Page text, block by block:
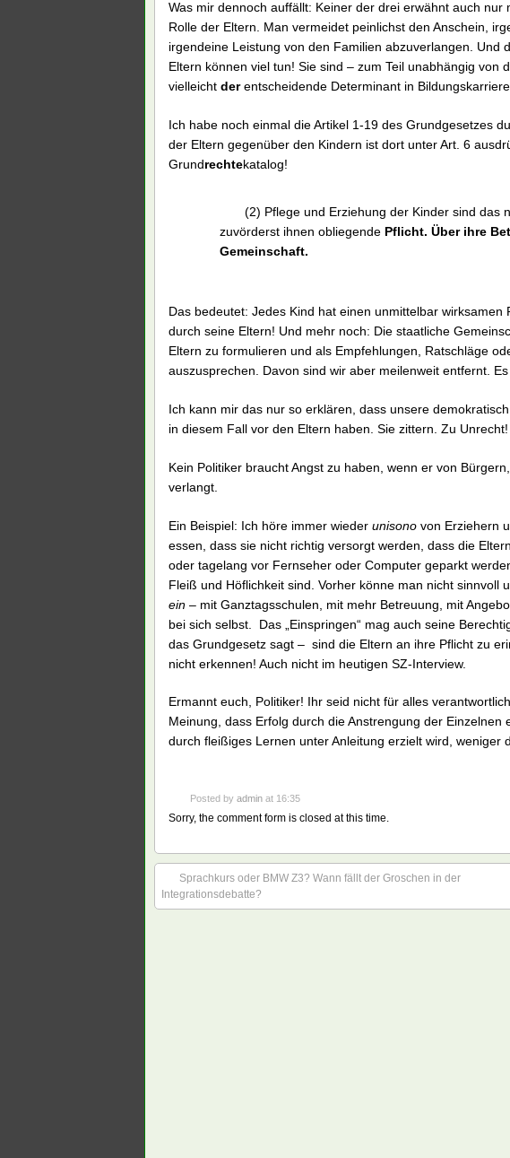
Was mir dennoch auffällt: Keiner der drei erwähnt auch
Rolle der Eltern. Man vermeidet peinlichst den Anschein,
irgendeine Leistung von den Familien abzuverlangen. Und
Eltern können viel tun! Sie sind – zum Teil unabhängig von
vielleicht derentscheidende Determinant in
Ich habe noch einmal die Artikel 1-19 des Grundgesetzes
der Eltern gegenüber den Kindern ist dort unter Art. 6
Grundrechtekatalog!
(2) Pflege und Erziehung der Kinder sind das
zuvörderst ihnen obliegende Pflicht. Über ihre
Gemeinschaft.
Das bedeutet: Jedes Kind hat einen unmittelbar
durch seine Eltern! Und mehr noch: Die staatliche
Eltern zu formulieren und als Empfehlungen, Ratschläge
auszusprechen. Davon sind wir aber meilenweit entfernt.
Ich kann mir das nur so erklären, dass unsere
in diesem Fall vor den Eltern haben. Sie zittern. Zu Unrecht!
Kein Politiker braucht Angst zu haben, wenn er von
verlangt.
Ein Beispiel: Ich höre immer wieder unisono von Erziehern
essen, dass sie nicht richtig versorgt werden, dass die
oder tagelang vor Fernseher oder Computer geparkt
Fleiß und Höflichkeit sind. Vorher könne man nicht sinnvoll
ein – mit Ganztagsschulen, mit mehr Betreuung, mit
bei sich selbst. Das „Einspringen“ mag auch seine
das Grundgesetz sagt – sind die Eltern an ihre Pflicht zu
nicht erkennen! Auch nicht im heutigen SZ-Interview.
Ermannt euch, Politiker! Ihr seid nicht für alles
Meinung, dass Erfolg durch die Anstrengung der
durch fleißiges Lernen unter Anleitung erzielt wird, weniger
Posted by admin at 16:35
Sorry, the comment form is closed at this time.
Sprachkurs oder BMW Z3? Wann fällt der Groschen in der
Integrationsdebatte?